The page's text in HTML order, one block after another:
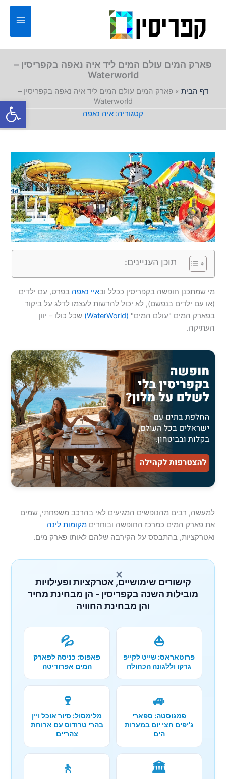
פתח
פארק המים עולם המים ליד איה נאפה בקפריסין –
Waterworld
דף הבית »פארק המים עולם המים ליד איה נאפה בקפריסין –
Waterworld
איה נאפה
תוכן העניינים:
מי שמתכנן חופשה בקפריסין ככלל ובאיי נאפה בפרט, עם ילדים
(או עם ילדים בנפשם), לא יכול להרשות לעצמו לדלג על ביקור
בפארק המים "עולם המים" (WaterWorld)
שכל כולו – יוון
העתיקה.
למעשה, רבים מהנופשים המגיעים לאי בהרכב משפחתי, שמים
את פארק המים כמרכז החופשה ובוחריםמקומות לינה
ואטרקציות, בהתבסס על הקירבה שלהם לאותו פארק מים.
×
קישורים שימושיים, אטרקציות ופעילויות
מובילות השנה בקפריסין - הן מבחינת מחיר
והן מבחינת החוויה
⛵
פרוטאראס: שייט לקייפ
גרקו וללגונה הכחולה
💦
פאפוס: כניסה לפארק
המים אפרודיטה
🚙
פמגוסטה: ספארי
ג'יפים חצי יום במערות
הים
🍷
מלימסול: סיור אוכל ויין
בהרי טרודוס עם ארוחת
צהריים
🏛️
🚶